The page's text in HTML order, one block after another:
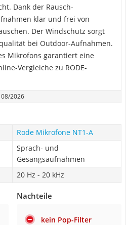
Dank der Rausch-
klar und frei von
Der Windschutz sorgt
bei Outdoor-Aufnahmen.
Mikrofons garantiert eine
Vergleiche zu RODE-
08/2026
Rode Mikrofone NT1-A
Sprach- und
Gesangsaufnahmen
20 Hz - 20 kHz
Nachteile
kein Pop-Filter